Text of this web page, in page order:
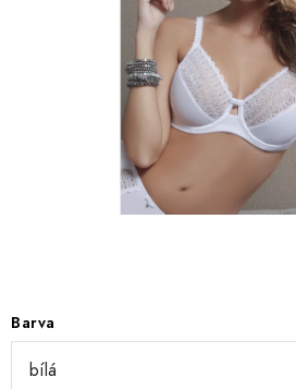
Jak nakupovat
Obchodní
Podmínky ochrany osobních údajů
Reklamace a vrácení zboží
Barva